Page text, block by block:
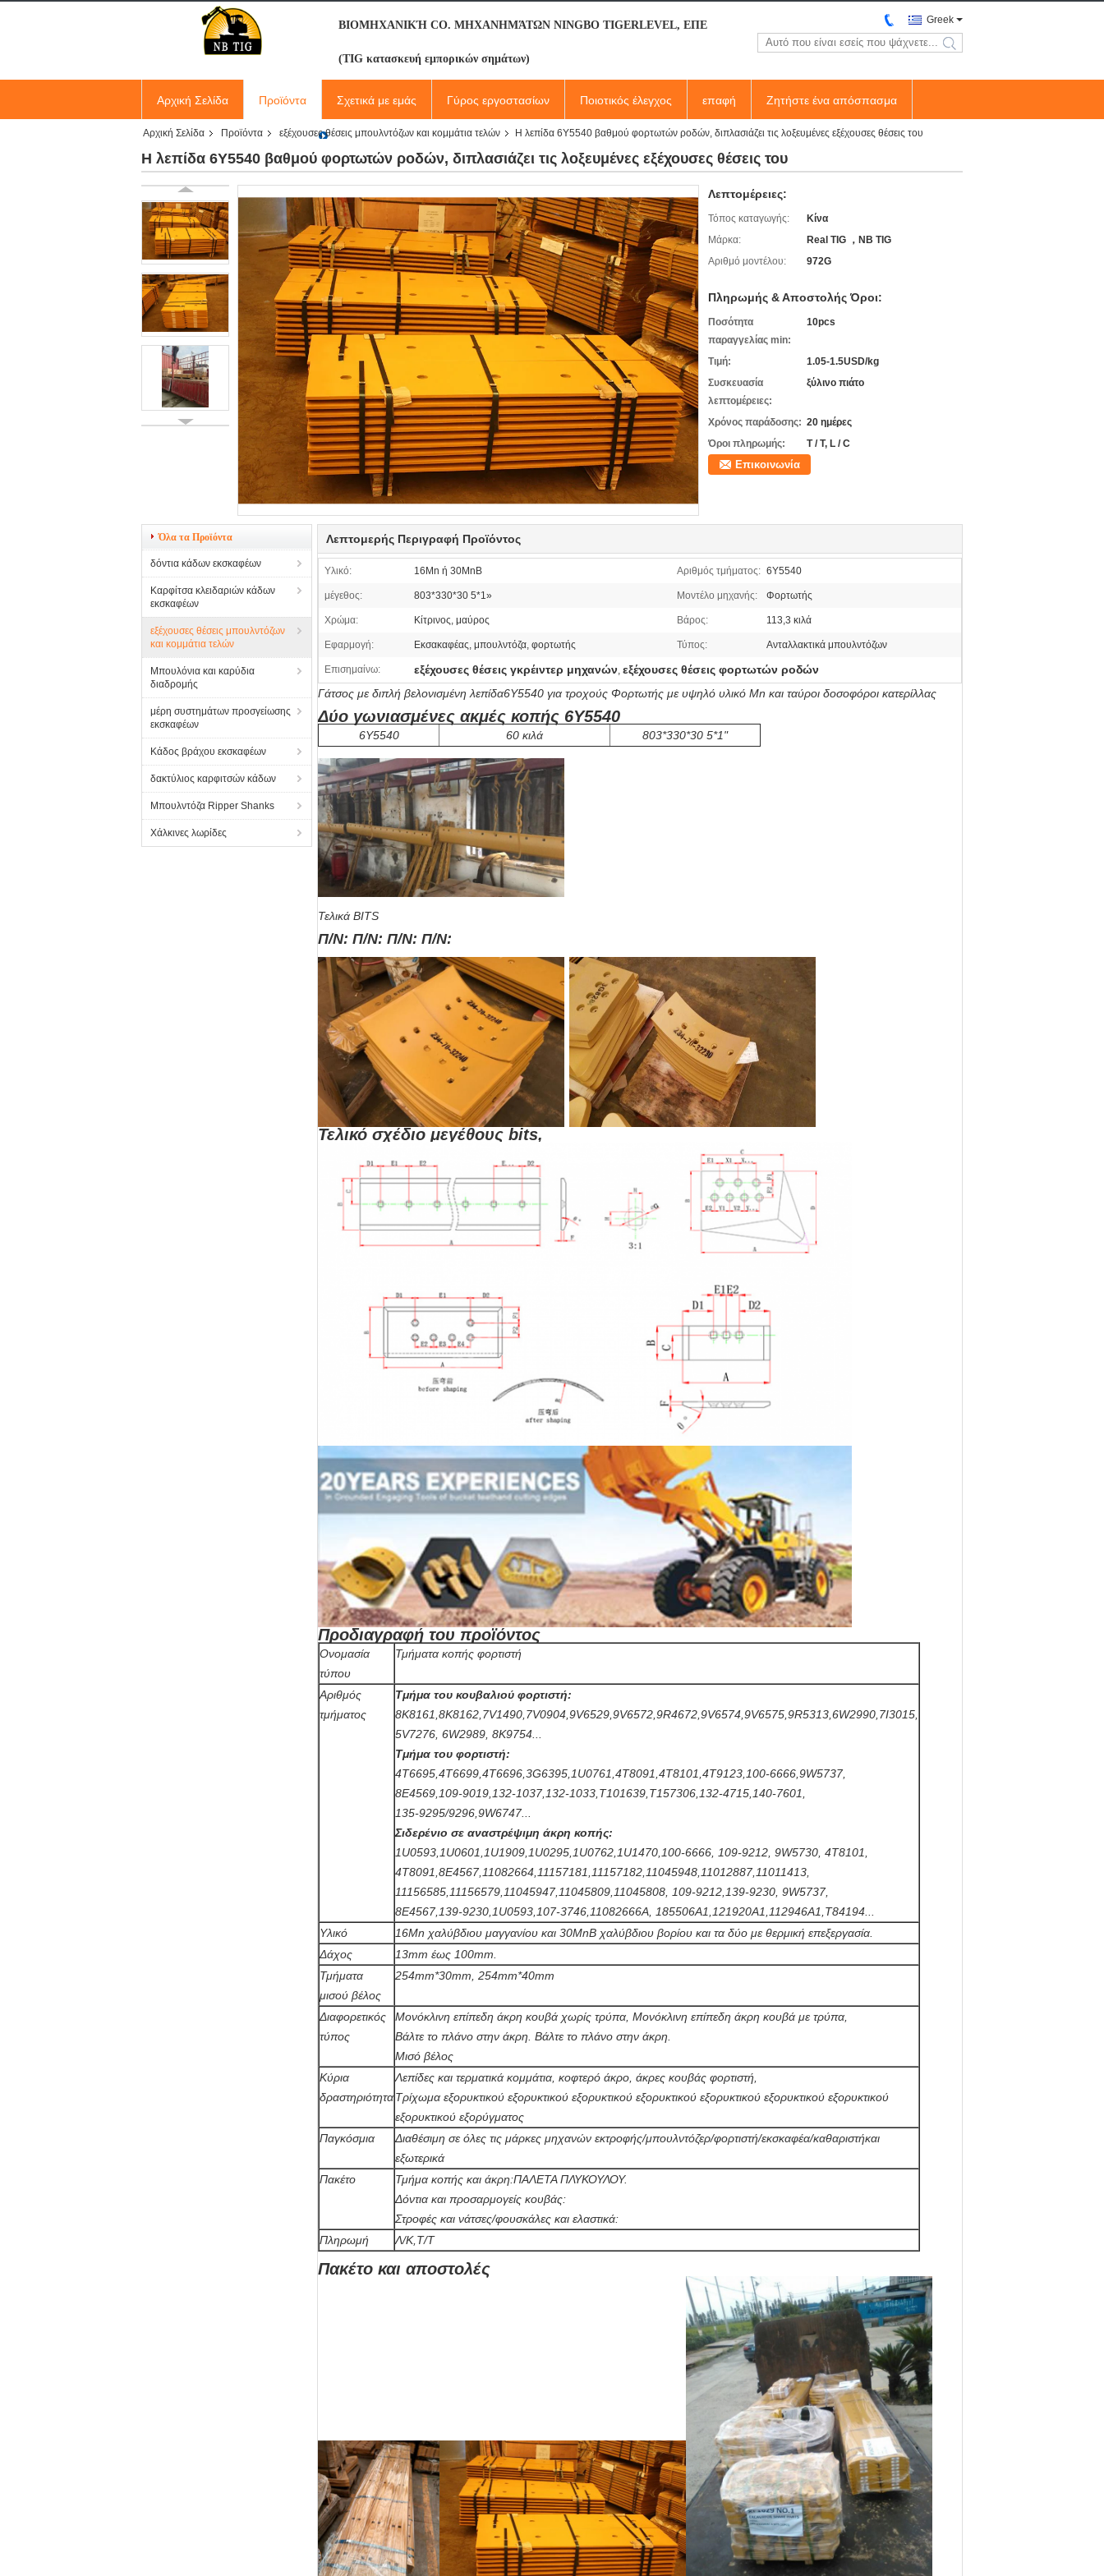
ΒΙΟΜΗΧΑΝΙΚΉ CO. ΜΗΧΑΝΗΜΆΤΩΝ NINGBO TIGERLEVEL, ΕΠΕ
(TIG κατασκευή εμπορικών σημάτων)
Greek
search
Αρχική Σελίδα Προϊόντα Σχετικά με εμάς Γύρος εργοστασίων Ποιοτικός έλεγχος επαφή Ζητήστε ένα απόσπασμα
Αρχική Σελίδα Προϊόντα εξέχουσες θέσεις μπουλντόζων και κομμάτια τελών Η λεπίδα 6Y5540 βαθμού φορτωτών ροδών, διπλασιάζει τις λοξευμένες εξέχουσες θέσεις του
Η λεπίδα 6Y5540 βαθμού φορτωτών ροδών, διπλασιάζει τις λοξευμένες εξέχουσες θέσεις του
Λεπτομέρειες:
Τόπος καταγωγής:
Κίνα
Μάρκα:
Real TIG ，NB TIG
Αριθμό μοντέλου:
972G
Πληρωμής & Αποστολής Όροι:
Ποσότητα
παραγγελίας min:
10pcs
Τιμή:
1.05-1.5USD/kg
Συσκευασία
λεπτομέρειες:
ξύλινο πιάτο
Χρόνος παράδοσης: 20 ημέρες
Όροι πληρωμής:
T / T, L / C
Επικοινωνία
Όλα τα Προϊόντα
δόντια κάδων εκσκαφέων
Καρφίτσα κλειδαριών κάδων
εκσκαφέων
εξέχουσες θέσεις μπουλντόζων
και κομμάτια τελών
Μπουλόνια και καρύδια
διαδρομής
μέρη συστημάτων προσγείωσης
εκσκαφέων
Κάδος βράχου εκσκαφέων
δακτύλιος καρφιτσών κάδων
Μπουλντόζα Ripper Shanks
Χάλκινες λωρίδες
Λεπτομερής Περιγραφή Προϊόντος
Υλικό: 16Mn ή 30MnB Αριθμός τμήματος: 6Y5540
μέγεθος: 803*330*30 5*1» Μοντέλο μηχανής: Φορτωτής
Χρώμα: Κίτρινος, μαύρος Βάρος: 113,3 κιλά
Εφαρμογή: Εκσακαφέας, μπουλντόζα, φορτωτής Τύπος: Ανταλλακτικά μπουλντόζων
Επισημαίνω: εξέχουσες θέσεις γκρέιντερ μηχανών, εξέχουσες θέσεις φορτωτών ροδών
Γάτσος με διπλή βελονισμένη λεπίδα6Y5540 για τροχούς Φορτωτής με υψηλό υλικό Mn και ταύροι δοσοφόροι κατερίλλας
Δύο γωνιασμένες ακμές κοπής 6Y5540
6Y5540 60 κιλά 803*330*30 5*1"
Τελικά BITS
Π/Ν: Π/Ν: Π/Ν: Π/Ν:
Τελικό σχέδιο μεγέθους bits,
Προδιαγραφή του προϊόντος
Ονομασία
τύπου
Τμήματα κοπής φορτιστή
Αριθμός
τμήματος
Τμήμα του κουβαλιού φορτιστή:
8K8161,8K8162,7V1490,7V0904,9V6529,9V6572,9R4672,9V6574,9V6575,9R5313,6W2990,7I3015,
5V7276, 6W2989, 8K9754...
Τμήμα του φορτιστή:
4T6695,4T6699,4T6696,3G6395,1U0761,4T8091,4T8101,4T9123,100-6666,9W5737,
8Ε4569,109-9019,132-1037,132-1033,T101639,T157306,132-4715,140-7601,
135-9295/9296,9W6747...
Σιδερένιο σε αναστρέψιμη άκρη κοπής:
1U0593,1U0601,1U1909,1U0295,1U0762,1U1470,100-6666, 109-9212, 9W5730, 4T8101,
4Τ8091,8Ε4567,11082664,11157181,11157182,11045948,11012887,11011413,
11156585,11156579,11045947,11045809,11045808, 109-9212,139-9230, 9W5737,
8E4567,139-9230,1U0593,107-3746,11082666Α, 185506A1,121920A1,112946A1,T84194...
Υλικό
16Mn χαλύβδιου μαγγανίου και 30MnB χαλύβδιου βορίου και τα δύο με θερμική επεξεργασία.
Δάχος
13mm έως 100mm.
Τμήματα
μισού βέλος
254mm*30mm, 254mm*40mm
Διαφορετικός
τύπος
Μονόκλινη επίπεδη άκρη κουβά χωρίς τρύπα, Μονόκλινη επίπεδη άκρη κουβά με τρύπα,
Βάλτε το πλάνο στην άκρη. Βάλτε το πλάνο στην άκρη.
Μισό βέλος
Κύρια
δραστηριότητα
Λεπίδες και τερματικά κομμάτια, κοφτερό άκρο, άκρες κουβάς φορτιστή,
Τρίχωμα εξορυκτικού εξορυκτικού εξορυκτικού εξορυκτικού εξορυκτικού εξορυκτικού εξορυκτικού
εξορυκτικού εξορύγματος
Παγκόσμια
Διαθέσιμη σε όλες τις μάρκες μηχανών εκτροφής/μπουλντόζερ/φορτιστή/εκσκαφέα/καθαριστήκαι
εξωτερικά
Πακέτο
Τμήμα κοπής και άκρη:ΠΑΛΕΤΑ ΠΛΥΚΟΥΛΟΥ.
Δόντια και προσαρμογείς κουβάς:
Στροφές και νάτσες/φουσκάλες και ελαστικά:
Πληρωμή
Λ/Κ,Τ/Τ
Πακέτο και αποστολές